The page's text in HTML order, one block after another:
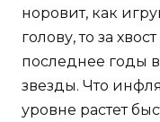
норовит, как
голову, то за
последнее годы
звезды. Что
уровне растет